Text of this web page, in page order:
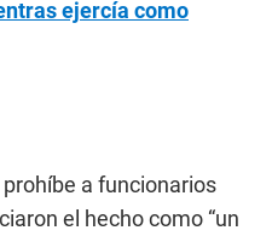
ejercía como
prohíbe a funcionarios
el hecho como “un